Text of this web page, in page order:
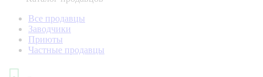
Все продавцы
Заводчики
Приюты
Частные продавцы